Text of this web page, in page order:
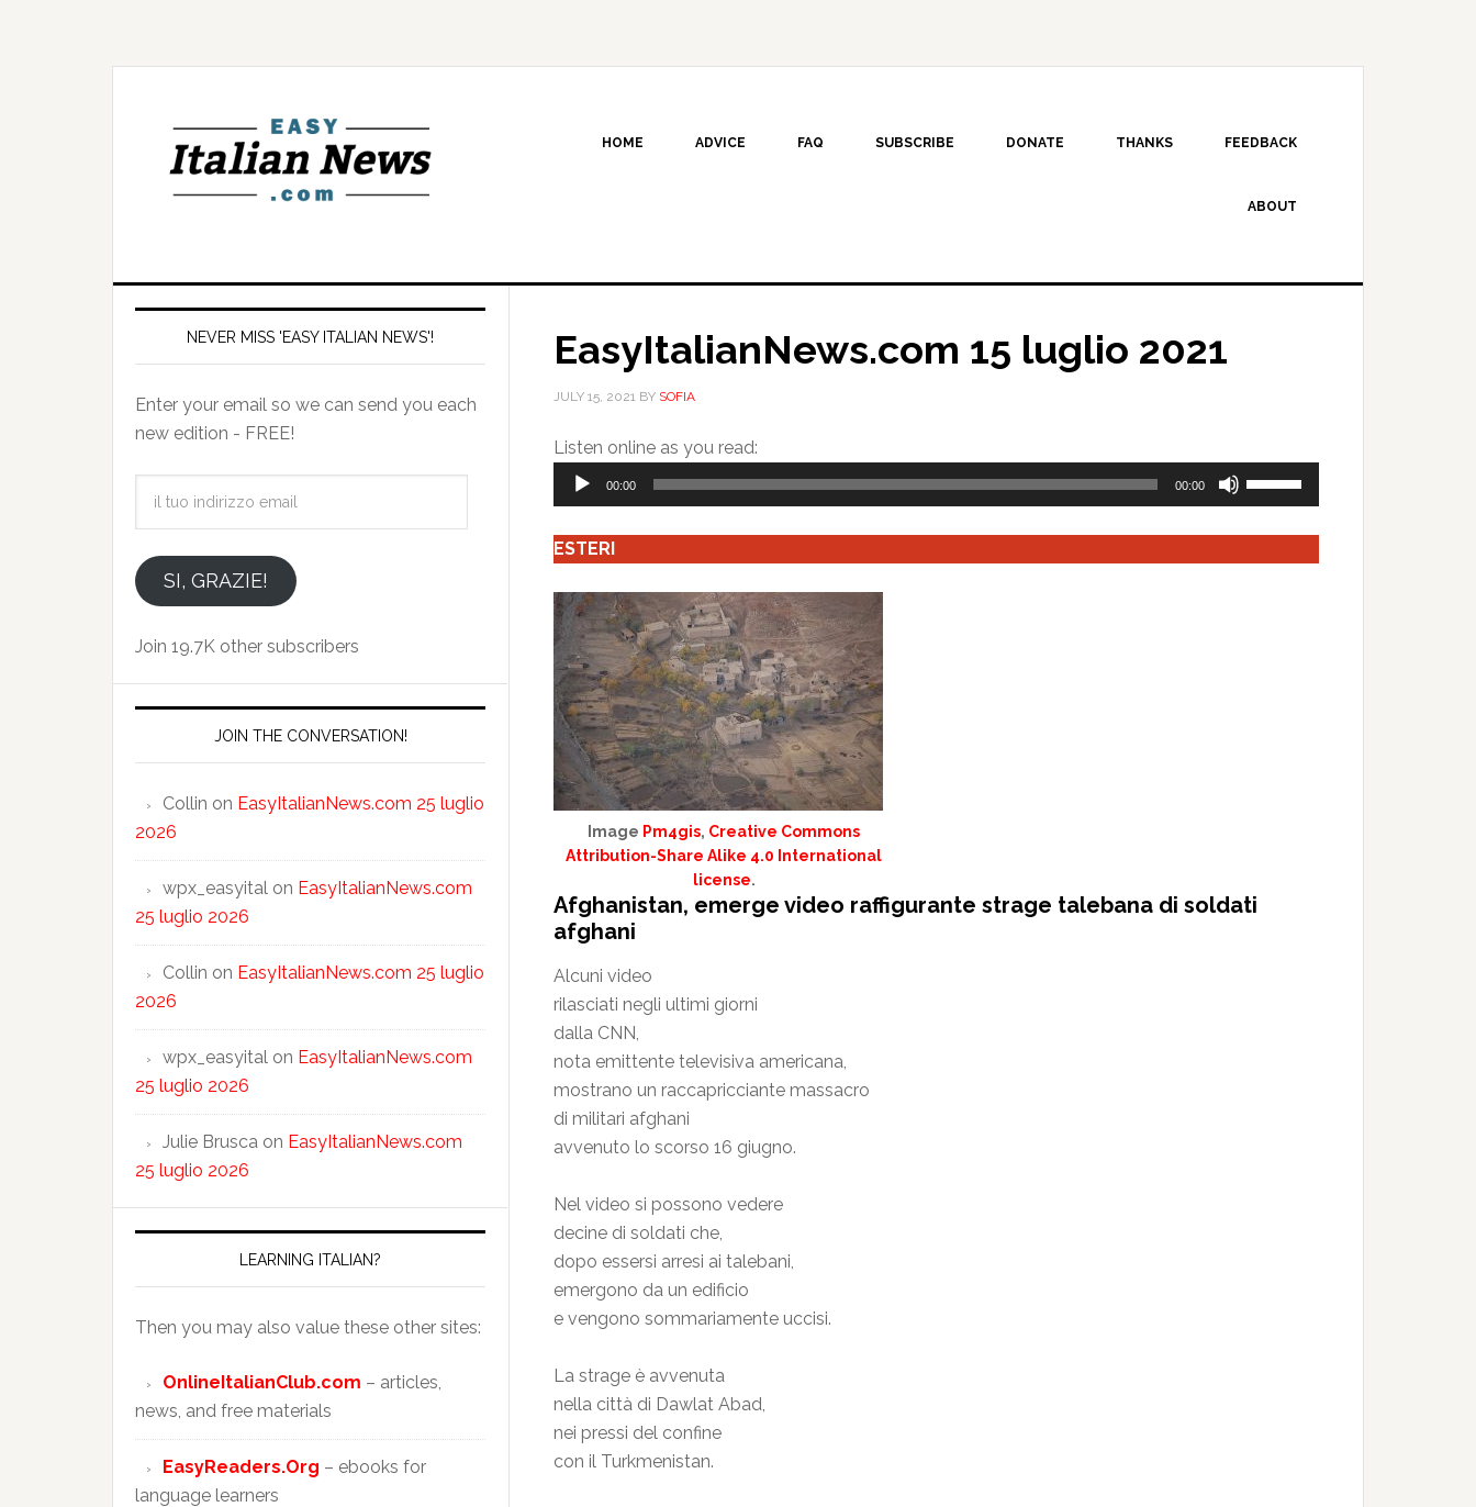
HOME ADVICE FAQ SUBSCRIBE DONATE THANKS FEEDBACK
ABOUT
EasyItalianNews.com 15 luglio 2021
JULY 15, 2021 BY SOFIA
Listen online as you read:
Player
00:00 00:00
Up/Down
Arrow
keys
ESTERI
Image Pm4gis, Creative Commons
Attribution-Share Alike 4.0 International
license.
Afghanistan, emerge video raffigurante strage talebana di soldati
afghani
Alcuni video
rilasciati negli ultimi giorni
dalla CNN,
nota emittente televisiva americana,
mostrano un raccapricciante massacro
di militari afghani
avvenuto lo scorso 16 giugno.
Nel video si possono vedere
decine di soldati che,
dopo essersi arresi ai talebani,
emergono da un edificio
e vengono sommariamente uccisi.
La strage è avvenuta
nella città di Dawlat Abad,
nei pressi del confine
con il Turkmenistan.
NEVER MISS 'EASY ITALIAN NEWS'!
Enter your email so we can send you each
new edition - FREE!
emailSI, GRAZIE!
Join 19.7K other subscribers
JOIN THE CONVERSATION!
Collin on EasyItalianNews.com 25 luglio
2026
wpx_easyital on EasyItalianNews.com
25 luglio 2026
Collin on EasyItalianNews.com 25 luglio
2026
wpx_easyital on EasyItalianNews.com
25 luglio 2026
Julie Brusca on EasyItalianNews.com
25 luglio 2026
LEARNING ITALIAN?
Then you may also value these other sites:
OnlineItalianClub.com – articles,
news, and free materials
EasyReaders.Org – ebooks for
language learners